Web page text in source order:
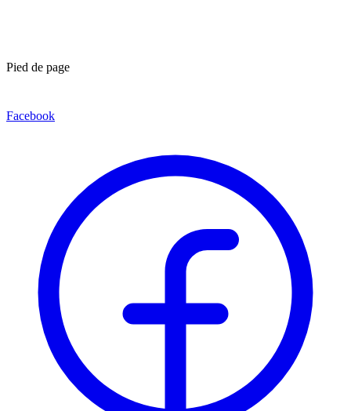
Pied de page
Facebook